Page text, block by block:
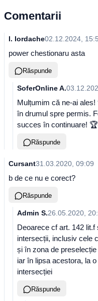
Comentarii
I. Iordache02.12.2024,
power chestionaru asta
Răspunde
SoferOnline A.
Mulțumim că ne-ai
în drumul spre permis.
succes în continuare!
Răspunde
Cursant31.03.2020, 09:09
b de ce nu e corect?
Răspunde
Admin S.26.05.2020,
Deoarece cf art. 142
intersecții, inclusiv cele
și în zona de
iar în lipsa acestora, la
intersecției
Răspunde